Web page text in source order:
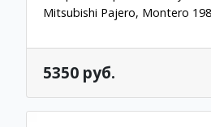
Mitsubishi Pajero, Montero
5350 руб.